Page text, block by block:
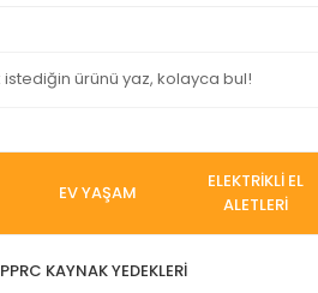
EV YAŞAM
ELEKTRİKLİ EL
ALETLERİ
PPRC KAYNAK YEDEKLERİ